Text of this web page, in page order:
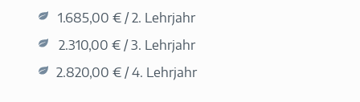
1.685,00 € / 2. Lehrjahr
2.310,00 € / 3. Lehrjahr
2.820,00 € / 4. Lehrjahr